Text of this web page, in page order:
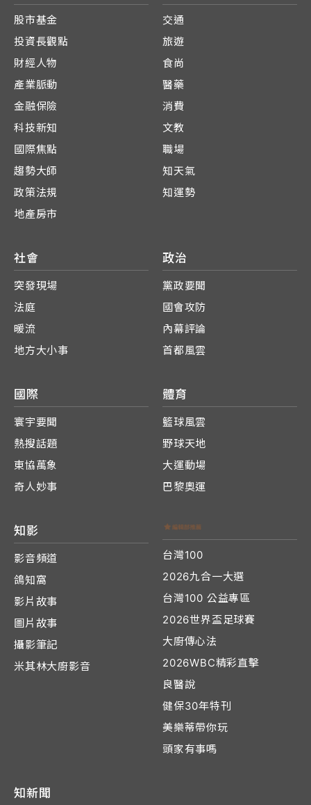
股市基金
投資長觀點
財經人物
產業脈動
金融保險
科技新知
國際焦點
趨勢大師
政策法規
地產房市
交通
旅遊
食尚
醫藥
消費
文教
職場
知天氣
知運勢
社會
突發現場
法庭
暖流
地方大小事
政治
黨政要聞
國會攻防
內幕評論
首都風雲
國際
寰宇要聞
熱搜話題
東協萬象
奇人妙事
體育
籃球風雲
野球天地
大運動場
巴黎奧運
知影
影音頻道
鴿知窩
影片故事
圖片故事
攝影筆記
米其林大廚影音
台灣100
2026九合一大選
台灣100 公益專區
2026世界盃足球賽
大廚傳心法
2026WBC精彩直擊
良醫說
健保30年特刊
美樂蒂帶你玩
頭家有事嗎
知新聞